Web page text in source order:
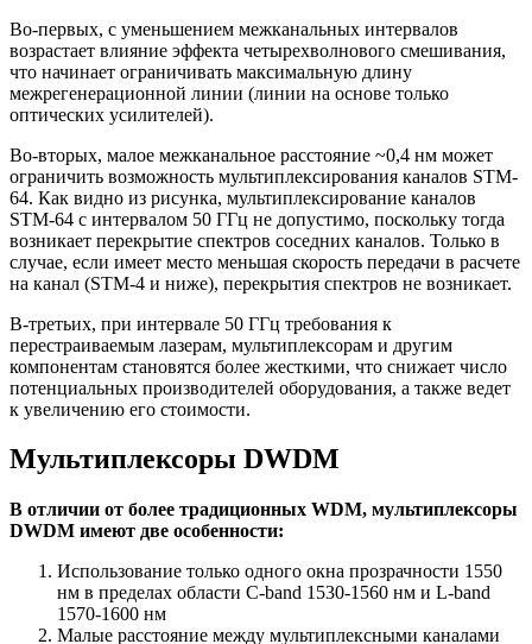
Во-первых, с уменьшением межканальных интервалов
возрастает влияние эффекта четырехволнового смешивания,
что начинает ограничивать максимальную длину
межрегенерационной линии (линии на основе только
оптических усилителей).
Во-вторых, малое межканальное расстояние ~0,4 нм может
ограничить возможность мультиплексирования каналов STM-
64. Как видно из рисунка, мультиплексирование каналов
STM-64 c интервалом 50 ГГц не допустимо, поскольку тогда
возникает перекрытие спектров соседних каналов. Только в
случае, если имеет место меньшая скорость передачи в расчете
на канал (STM-4 и ниже), перекрытия спектров не возникает.
В-третьих, при интервале 50 ГГц требования к
перестраиваемым лазерам, мультиплексорам и другим
компонентам становятся более жесткими, что снижает число
потенциальных производителей оборудования, а также ведет
к увеличению его стоимости.
Мультиплексоры DWDM
В отличии от более традиционных WDM, мультиплексоры
DWDM имеют две особенности:
Использование только одного окна прозрачности 1550
нм в пределах области С-band 1530-1560 нм и L-band
1570-1600 нм
Малые расстояние между мультиплексными каналами